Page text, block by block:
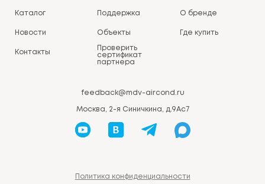
Каталог Поддержка О бренде
Новости Объекты Где купить
Контакты
Проверить
сертификат
партнера
feedback@mdv-aircond.ru
Москва, 2-я Синичкина, д.9Ас7
Политика конфиденциальности